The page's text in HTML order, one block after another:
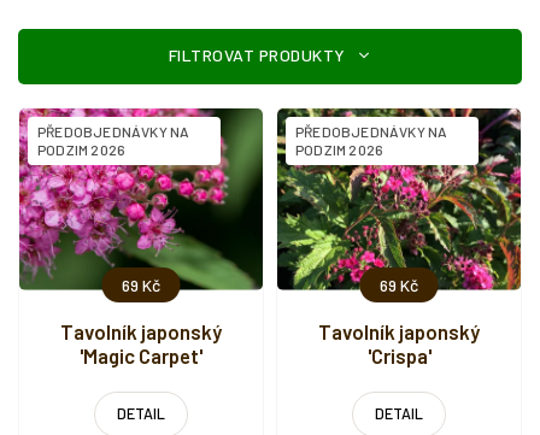
V
p
i
s
p
r
o
d
u
69 Kč
Tavolník japonský
'Magic Carpet'
PŘEDOBJEDNÁVKY NA
PODZIM 2026
DETAIL
69 Kč
Tavolník japonský
'Crispa'
PŘEDOBJEDNÁVKY NA
PODZIM 2026
DETAIL